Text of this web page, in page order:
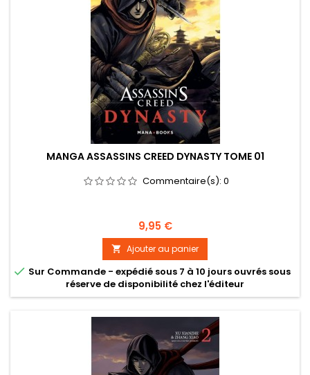
MANGA ASSASSINS CREED DYNASTY TOME 01
Commentaire(s): 0
Prix
9,95 €
 Ajouter au panier
 Sur Commande - expédié sous 7 à 10 jours ouvrés sous
réserve de disponibilité chez l'éditeur